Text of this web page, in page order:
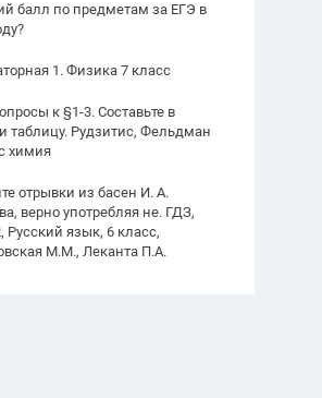
балл по предметам за ЕГЭ в
1. Физика 7 класс
к §1-3. Составьте в
таблицу. Рудзитис, Фельдман
химия
отрывки из басен И. А.
верно употребляя не. ГДЗ,
Русский язык, 6 класс,
М.М., Леканта П.А.